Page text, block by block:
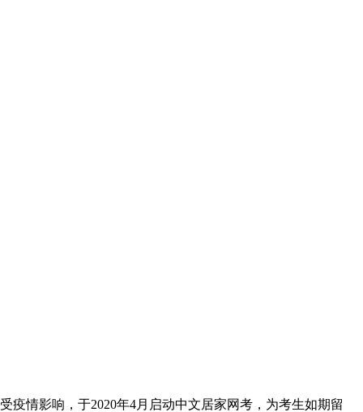
情影响，于2020年4月启动中文居家网考，为考生如期留